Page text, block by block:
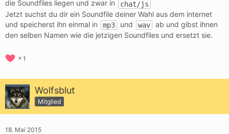
die Soundfiles liegen und zwar in
chat/js
Jetzt suchst du dir ein Soundfile deiner Wahl aus dem internet
und speicherst ihn einmal in
mp3 und wav
ab und gibst ihnen
den selben Namen wie die jetzigen Soundfiles und ersetzt sie.
1
Wolfsblut
Mitglied
18. Mai 2015